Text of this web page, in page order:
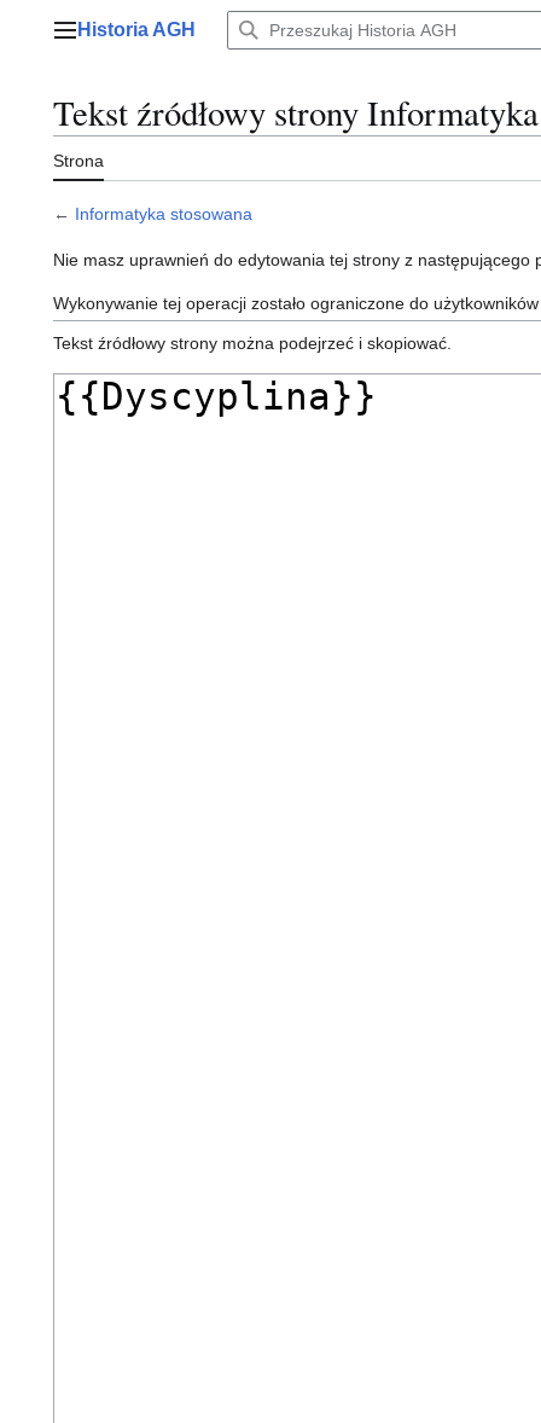
Menu główne
Historia AGH
Tekst źródłowy strony
Strona
← Informatyka stosowana
Nie masz uprawnień do edytowania tej strony z następującego
Wykonywanie tej operacji zostało ograniczone do
Tekst źródłowy strony można podejrzeć i skopiować.